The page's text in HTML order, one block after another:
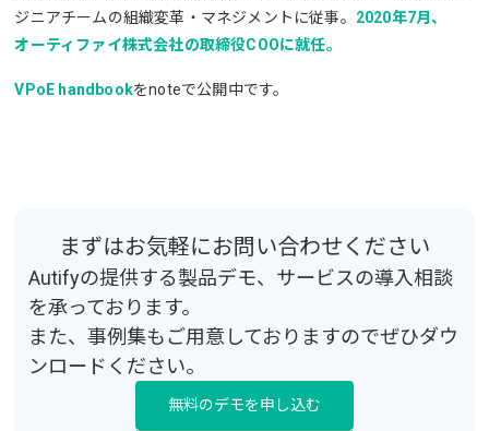
ジニアチームの組織変革・マネジメントに従事。 2020年7月、
オーティファイ株式会社の取締役COOに就任。
VPoE handbookをnoteで公開中です。
まずはお気軽にお問い合わせください
Autifyの提供する製品デモ、サービスの導入相談
を承っております。
また、事例集もご用意しておりますのでぜひダウ
ンロードください。
無料のデモを申し込む